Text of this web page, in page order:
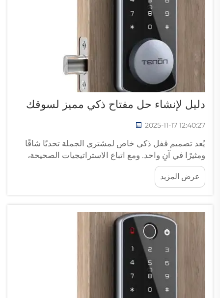
دليل لإنشاء حل مفتاح ذكي مميز لسوقك
2025-11-17 12:40:27
يُعد تصميم قفل ذكي خاص لمشتري الجملة تحديًا شاقًا
ومثيرًا في آنٍ واحد. ومع اتباع الاستراتيجيات الصحيحة،
توجد إمكانية للمنافسة في السوق والوصول إلى جميع
أنواع العملاء. ومعرفة جمهورك جيدًا تمثل أمرًا كبيرًا ...
عرض المزيد